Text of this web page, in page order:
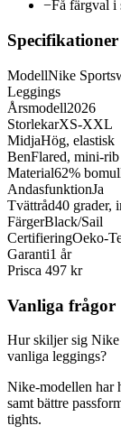
−Få färgval i
Specifikationer
ModellNike
Leggings
Årsmodell2026
StorlekarXS-XXL
MidjaHög, elastisk
BenFlared, mini-rib
Material62%
AndasfunktionJa
Tvättråd40 grader,
FärgerBlack/Sail
CertifieringOeko-
Garanti1 år
Prisca 497 kr
Vanliga frågor
Hur skiljer sig
vanliga leggings?
Nike-modellen har
samt bättre
tights.